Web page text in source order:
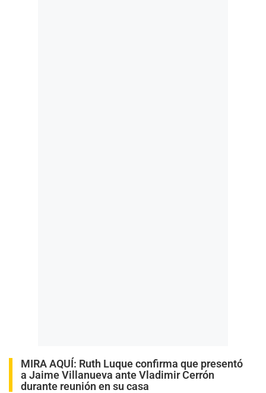
MIRA AQUÍ: Ruth Luque confirma que presentó
a Jaime Villanueva ante Vladimir Cerrón
durante reunión en su casa